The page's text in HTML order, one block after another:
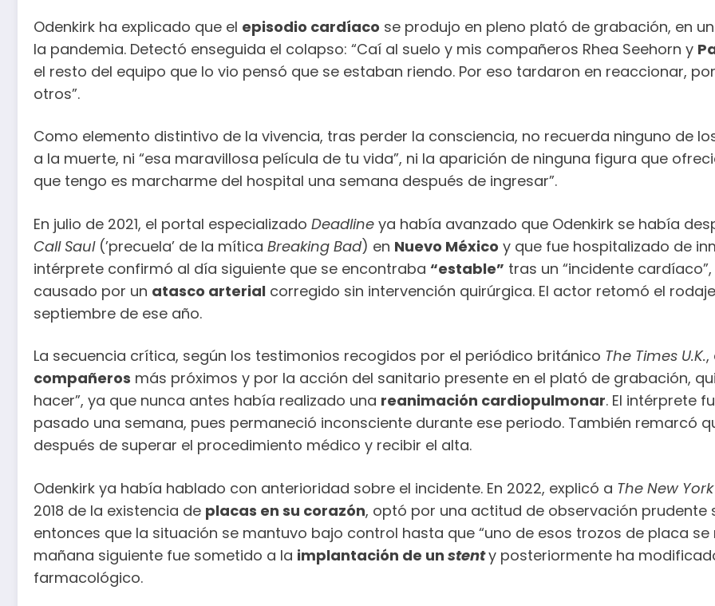
Odenkirk ha explicado que el episodio cardíaco se produjo en pleno plató de grabación, en
la pandemia. Detectó enseguida el colapso: “Caí al suelo y mis compañeros Rhea Seehorn y
el resto del equipo que lo vio pensó que se estaban riendo. Por eso tardaron en reaccionar,
otros”.
Como elemento distintivo de la vivencia, tras perder la consciencia, no recuerda ninguno de
a la muerte, ni “esa maravillosa película de tu vida”, ni la aparición de ninguna figura que
que tengo es marcharme del hospital una semana después de ingresar”.
En julio de 2021, el portal especializado Deadline ya había avanzado que Odenkirk se había
Call Saul(’precuela’ de la mítica Breaking Bad) en Nuevo México y que fue hospitalizado de
intérprete confirmó al día siguiente que se encontraba “estable” tras un “incidente
causado por un atasco arterial corregido sin intervención quirúrgica. El actor retomó el
septiembre de ese año.
La secuencia crítica, según los testimonios recogidos por el periódico británico The Times U.K.,
compañeros más próximos y por la acción del sanitario presente en el plató de grabación,
hacer”, ya que nunca antes había realizado una reanimación cardiopulmonar. El intérprete
pasado una semana, pues permaneció inconsciente durante ese periodo. También remarcó
después de superar el procedimiento médico y recibir el alta.
Odenkirk ya había hablado con anterioridad sobre el incidente. En 2022, explicó a The New
2018 de la existencia de placas en su corazón, optó por una actitud de observación prudente
entonces que la situación se mantuvo bajo control hasta que “uno de esos trozos de placa
mañana siguiente fue sometido a la implantación de un stenty posteriormente ha
farmacológico.